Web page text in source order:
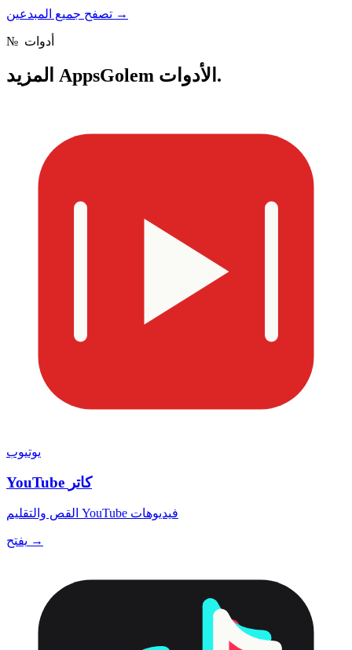
→
№ أدوات
AppsGolem الأدوات.
يوتيوب
YouTube كاتر
القص والتقليم YouTube فيديوهات
يفتح →